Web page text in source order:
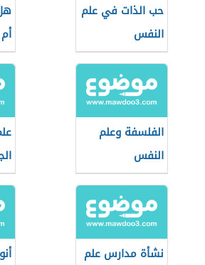
حب الذات في علم
النفس
الفلسفة وعلم
النفس
نشأة مدارس علم